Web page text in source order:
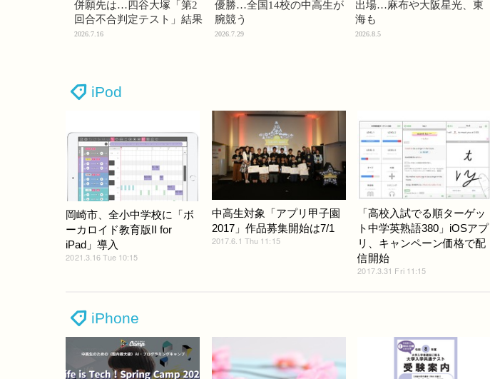
併願先は…四谷大塚「第2
回合不合判定テスト」結果
2026.7.16
優勝…全国14校の中高生が
腕競う
2026.7.29
出場…麻布や大阪星光、東
海も
2026.8.5
iPod
岡崎市、全小中学校に「ボ
ーカロイド教育版II for
iPad」導入
2021.3.16 Tue 10:15
中高生対象「アプリ甲子園
2017」作品募集開始は7/1
2017.6.1 Thu 11:15
「高校入試でる順ターゲッ
ト中学英熟語380」iOSアプ
リ、キャンペーン価格で配
信開始
2017.3.31 Fri 11:15
iPhone